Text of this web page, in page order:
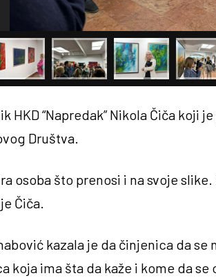
HKD “Napredak” Nikola Čiča
Društva.
osoba što prenosi i na svoje
Čiča.
kazala je da činjenica da
koja ima šta da kaže i kome da se